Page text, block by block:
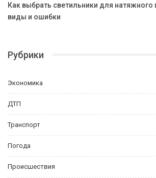
Как выбрать светильники для натяжного
виды и ошибки
Рубрики
Экономика
ДТП
Транспорт
Погода
Происшествия